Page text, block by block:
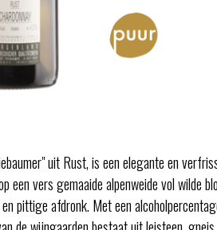
uit Rust, is een elegante en
een vers gemaaide alpenweide vol wilde
pittige afdronk. Met een